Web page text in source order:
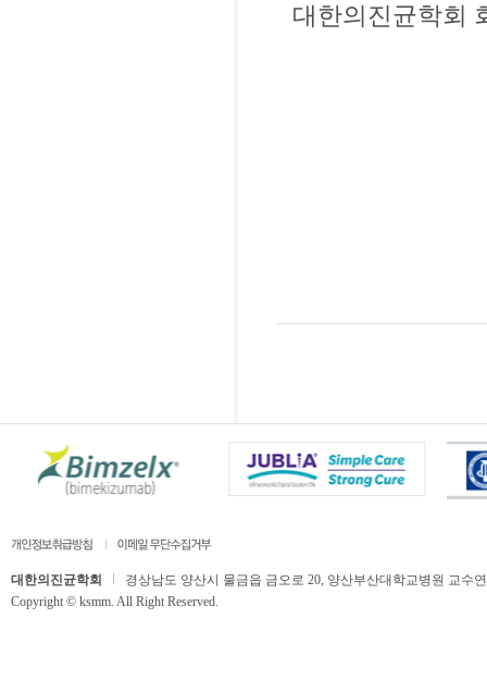
대한의진균학회
대한의진균학회
경상남도 양산시 물금읍 금오로 20, 양산부산대학교병원 교수
Copyright © ksmm. All Right Reserved.